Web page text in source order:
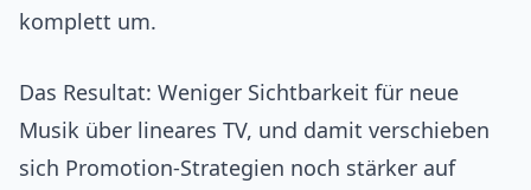
komplett um.
Das Resultat: Weniger Sichtbarkeit für neue
Musik über lineares TV, und damit verschieben
sich Promotion-Strategien noch stärker auf